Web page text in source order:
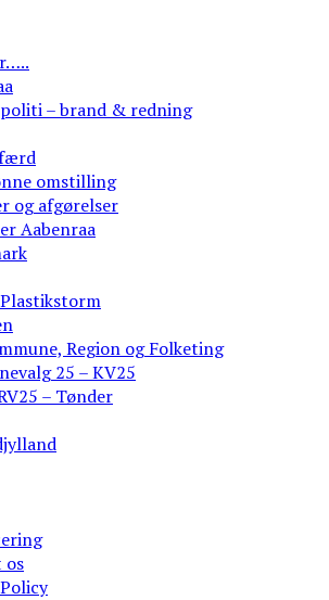
– brand & redning
omstilling
og afgørelser
Aabenraa
Region og Folketing
25 – KV25
– Tønder
os